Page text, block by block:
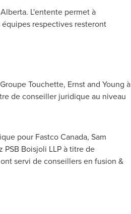
Alberta. L'entente permet à
respectives resteront
Touchette, Ernst and Young à
de conseiller juridique au niveau
pour Fastco Canada, Sam
PSB Boisjoli LLP à titre de
servi de conseillers en fusion &